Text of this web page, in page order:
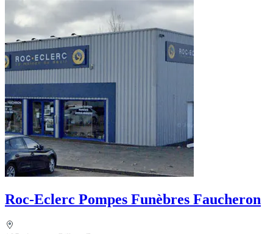
Roc-Eclerc Pompes Funèbres Faucheron